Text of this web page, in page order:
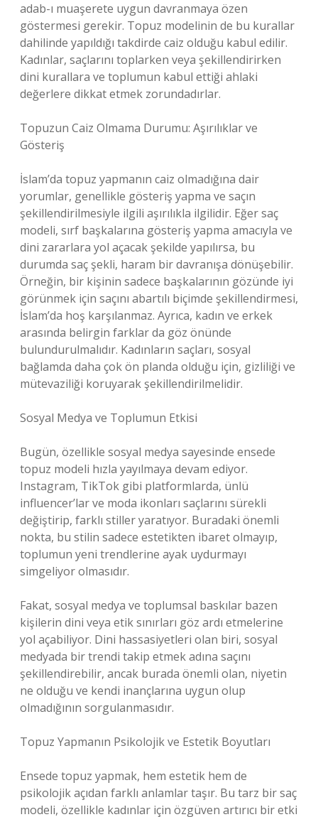
adab-ı muaşerete uygun davranmaya özen
göstermesi gerekir. Topuz modelinin de bu kurallar
dahilinde yapıldığı takdirde caiz olduğu kabul edilir.
Kadınlar, saçlarını toplarken veya şekillendirirken
dini kurallara ve toplumun kabul ettiği ahlaki
değerlere dikkat etmek zorundadırlar.
Topuzun Caiz Olmama Durumu: Aşırılıklar ve
Gösteriş
İslam’da topuz yapmanın caiz olmadığına dair
yorumlar, genellikle gösteriş yapma ve saçın
şekillendirilmesiyle ilgili aşırılıkla ilgilidir. Eğer saç
modeli, sırf başkalarına gösteriş yapma amacıyla ve
dini zararlara yol açacak şekilde yapılırsa, bu
durumda saç şekli, haram bir davranışa dönüşebilir.
Örneğin, bir kişinin sadece başkalarının gözünde iyi
görünmek için saçını abartılı biçimde şekillendirmesi,
İslam’da hoş karşılanmaz. Ayrıca, kadın ve erkek
arasında belirgin farklar da göz önünde
bulundurulmalıdır. Kadınların saçları, sosyal
bağlamda daha çok ön planda olduğu için, gizliliği ve
mütevaziliği koruyarak şekillendirilmelidir.
Sosyal Medya ve Toplumun Etkisi
Bugün, özellikle sosyal medya sayesinde ensede
topuz modeli hızla yayılmaya devam ediyor.
Instagram, TikTok gibi platformlarda, ünlü
influencer’lar ve moda ikonları saçlarını sürekli
değiştirip, farklı stiller yaratıyor. Buradaki önemli
nokta, bu stilin sadece estetikten ibaret olmayıp,
toplumun yeni trendlerine ayak uydurmayı
simgeliyor olmasıdır.
Fakat, sosyal medya ve toplumsal baskılar bazen
kişilerin dini veya etik sınırları göz ardı etmelerine
yol açabiliyor. Dini hassasiyetleri olan biri, sosyal
medyada bir trendi takip etmek adına saçını
şekillendirebilir, ancak burada önemli olan, niyetin
ne olduğu ve kendi inançlarına uygun olup
olmadığının sorgulanmasıdır.
Topuz Yapmanın Psikolojik ve Estetik Boyutları
Ensede topuz yapmak, hem estetik hem de
psikolojik açıdan farklı anlamlar taşır. Bu tarz bir saç
modeli, özellikle kadınlar için özgüven artırıcı bir etki